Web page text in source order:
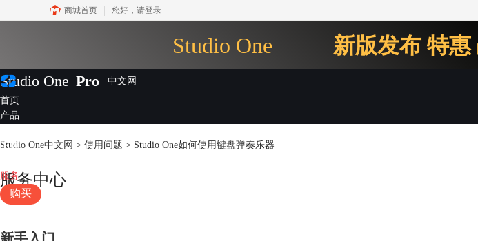
商城首页 您好， 请登录
Studio One 新版发布 特惠
Studio One Pro
首页
产品
下载
服务
购买
Studio One中文网 > 使用问题 > Studio One如何使用键盘弹奏乐器
服务中心